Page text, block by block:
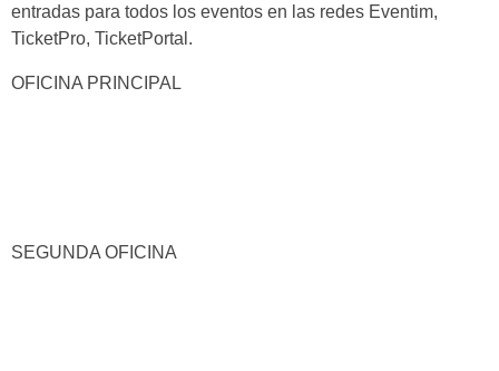
entradas para todos los eventos en las redes Eventim,
TicketPro, TicketPortal.
OFICINA PRINCIPAL
SEGUNDA OFICINA